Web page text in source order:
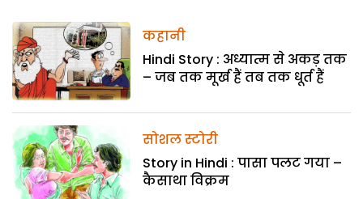
कहानी
Hindi Story : अध्यात्म से अकड़ तक
– जब तक मूर्ख हैं तब तक धूर्त हैं
सोशल स्टोरी
Story in Hindi : पासा पलट गया –
कैसाथा विक्रम